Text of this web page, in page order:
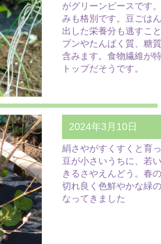
がグリーンピースです
みも格別です。豆ごは
出した栄養分も逃すこ
プンやたんぱく質、糖
含みます。食物繊維が
トップだそうです。
2024年3月10日
絹さやがすくすくと育
豆が小さいうちに、若
きるさやえんどう。春
切れ良く色鮮やかな緑
なってきました